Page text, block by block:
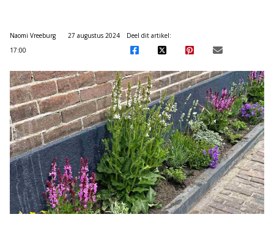
Naomi Vreeburg
27 augustus 2024
17:00
Deel dit artikel: